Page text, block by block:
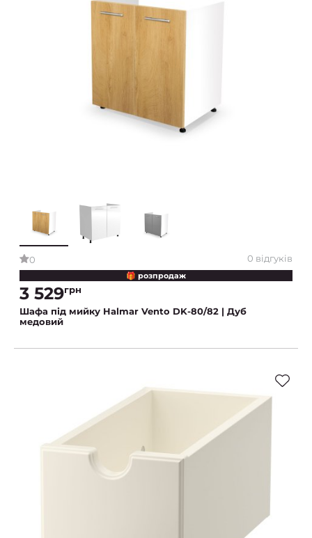
0 0 відгуків
🎁 розпродаж
3 529грн
Шафа під мийку Halmar Vento DK-80/82 | Дуб
медовий